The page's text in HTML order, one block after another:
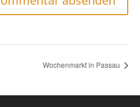
Wochenmarkt in Passau